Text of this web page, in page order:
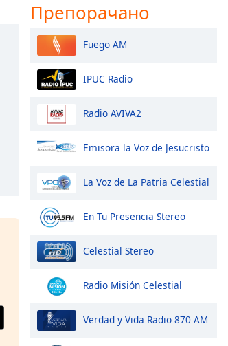
Препорачано
Fuego AM
IPUC Radio
Radio AVIVA2
Emisora la Voz de Jesucristo
La Voz de La Patria Celestial
En Tu Presencia Stereo
Celestial Stereo
Radio Misión Celestial
Verdad y Vida Radio 870 AM